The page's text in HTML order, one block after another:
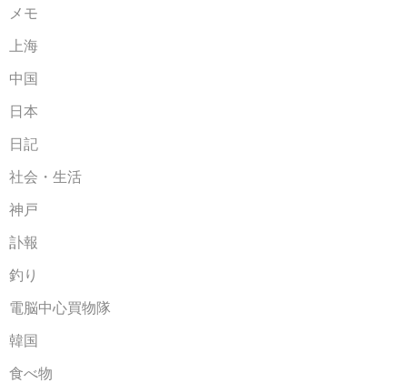
メモ
上海
中国
日本
日記
社会・生活
神戸
訃報
釣り
電脳中心買物隊
韓国
食べ物